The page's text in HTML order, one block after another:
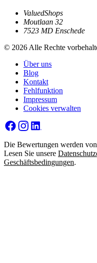
ValuedShops
Moutlaan 32
7523 MD Enschede
© 2026 Alle Rechte
Über uns
Blog
Kontakt
Fehlfunktion
Impressum
Cookies verwalten
Die Bewertungen werden
Lesen Sie unsere
Geschäftsbedingungen.